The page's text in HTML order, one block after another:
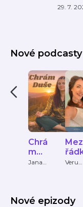
29. 7.
Nové podcasty
Chrá
m
Duše
Jana
Veru
Nové epizody